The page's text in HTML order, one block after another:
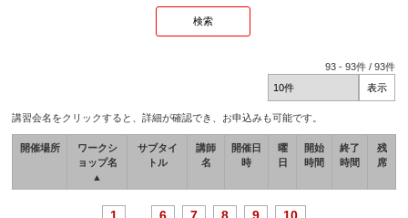
93 -93件 /93件
講習会名をクリックすると、詳細が確認でき、お申込みも可能です。
開催場所
ワークシ
ョップ名
▲
サブタイ
トル
講師
名
開催日
時
曜
日
開始
時間
終了
時間
残
席